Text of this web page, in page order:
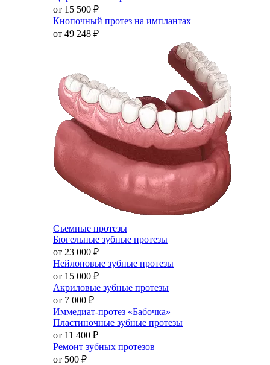
от 15 500 ₽
Кнопочный протез на имплантах
от 49 248 ₽
Съемные протезы
Бюгельные зубные протезы
от 23 000 ₽
Нейлоновые зубные протезы
от 15 000 ₽
Акриловые зубные протезы
от 7 000 ₽
Иммедиат-протез «Бабочка»
Пластиночные зубные протезы
от 11 400 ₽
Ремонт зубных протезов
от 500 ₽